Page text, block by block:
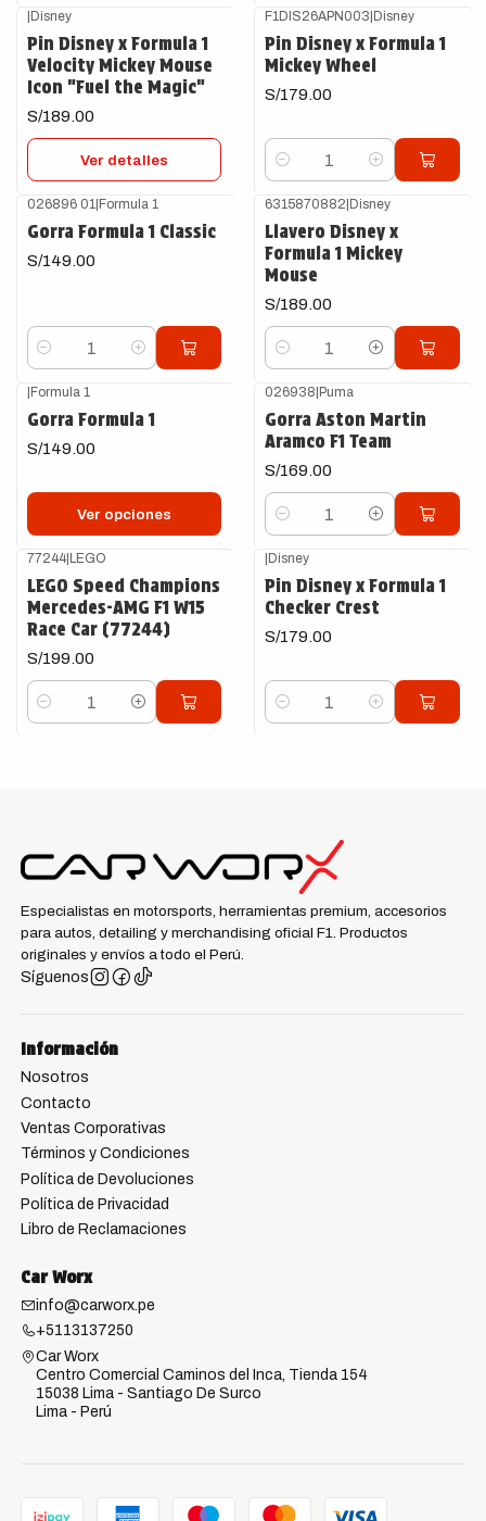
|Disney
Pin Disney x Formula 1
Velocity Mickey Mouse
Icon "Fuel the Magic"
S/189.00
Ver detalles
F1DIS26APN003|Disney
Pin Disney x Formula 1
Mickey Wheel
S/179.00
Cantidad
026896 01 |Formula 1
Gorra Formula 1 Classic
S/149.00
Cantidad
6315870882|Disney
Llavero Disney x
Formula 1 Mickey
Mouse
S/189.00
Cantidad
|Formula 1
Gorra Formula 1
S/149.00
Ver opciones
026938|Puma
Gorra Aston Martin
Aramco F1 Team
S/169.00
Cantidad
77244|LEGO
LEGO Speed Champions
Mercedes-AMG F1 W15
Race Car (77244)
S/199.00
Cantidad
|Disney
Pin Disney x Formula 1
Checker Crest
S/179.00
Cantidad
Especialistas en motorsports, herramientas premium, accesorios
para autos, detailing y merchandising oficial F1. Productos
originales y envíos a todo el Perú.
Síguenos
Información
Nosotros
Contacto
Ventas Corporativas
Términos y Condiciones
Política de Devoluciones
Política de Privacidad
Libro de Reclamaciones
Car Worx
info@carworx.pe
+5113137250
Car Worx
Centro Comercial Caminos del Inca, Tienda 154
15038 Lima - Santiago De Surco
Lima - Perú